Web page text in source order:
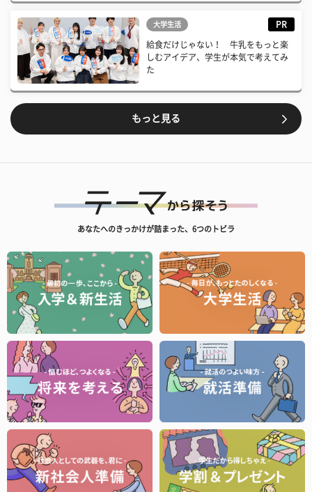
大学生活 PR
給食だけじゃない！ 牛乳をもっと楽
しむアイデア、学生が本気で考えてみ
た
もっと見る
あなたへのきっかけが詰まった、6つのトビラ